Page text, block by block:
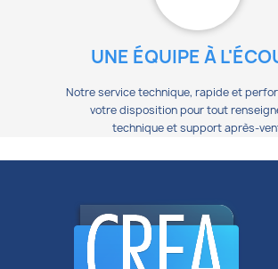
UNE ÉQUIPE À
Notre service technique, rapide et
votre disposition pour tout
technique et support après-